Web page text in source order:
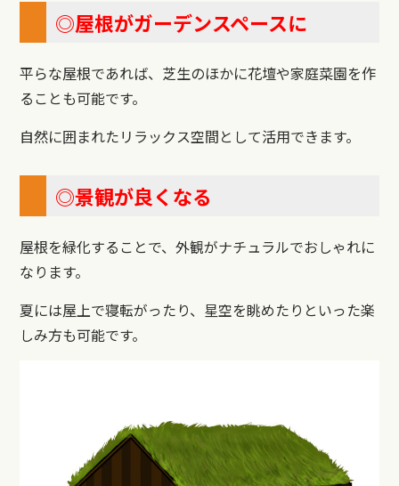
◎屋根がガーデンスペースに
平らな屋根であれば、芝生のほかに花壇や家庭菜園を作
ることも可能です。
自然に囲まれたリラックス空間として活用できます。
◎景観が良くなる
屋根を緑化することで、外観がナチュラルでおしゃれに
なります。
夏には屋上で寝転がったり、星空を眺めたりといった楽
しみ方も可能です。